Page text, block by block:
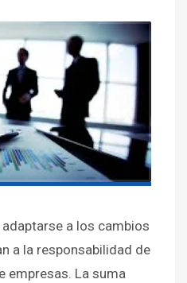
a los cambios
a la responsabilidad de
empresas. La suma